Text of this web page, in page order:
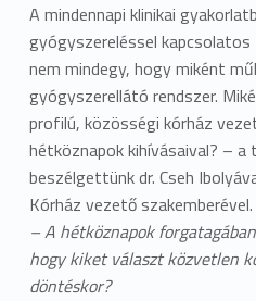
A mindennapi klinikai
gyógyszereléssel
nem mindegy, hogy miként
gyógyszerellátó rendszer.
profilú, közösségi kórház
hétköznapok kihívásaival? – a
beszélgettünk dr. Cseh
Kórház vezető szakemberével.
– A hétköznapok
hogy kiket választ közvetlen
döntéskor?